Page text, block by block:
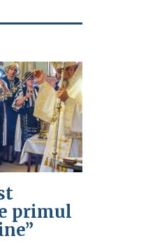
primul